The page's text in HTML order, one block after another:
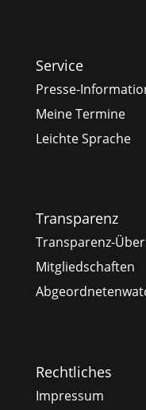
Service
Presse-
Meine Termine
Leichte Sprache
Transparenz
Transparenz-
Mitgliedschaften
Rechtliches
Impressum